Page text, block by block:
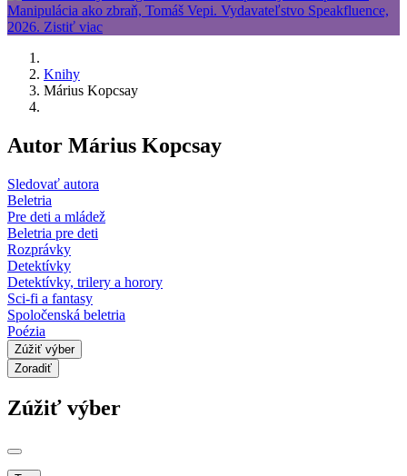
Knihy
Márius Kopcsay
Autor Márius Kopcsay
Sledovať autora
Beletria
Pre deti a mládež
Beletria pre deti
Rozprávky
Detektívky
Detektívky, trilery a horory
Sci-fi a fantasy
Spoločenská beletria
Poézia
Zúžiť výber
Zoradiť
Zúžiť výber